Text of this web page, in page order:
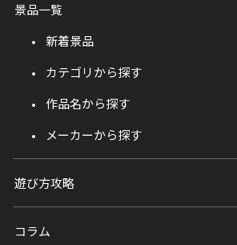
景品一覧
新着景品
カテゴリから探す
作品名から探す
メーカーから探す
遊び方攻略
コラム